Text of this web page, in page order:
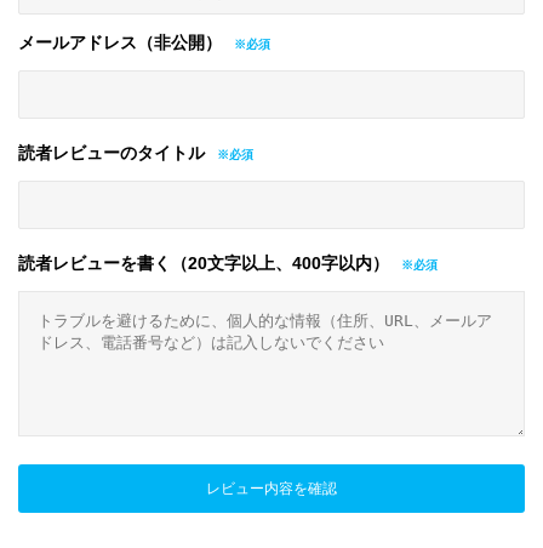
メールアドレス（非公開）
読者レビューのタイトル
読者レビューを書く（20文字以上、400字以内）